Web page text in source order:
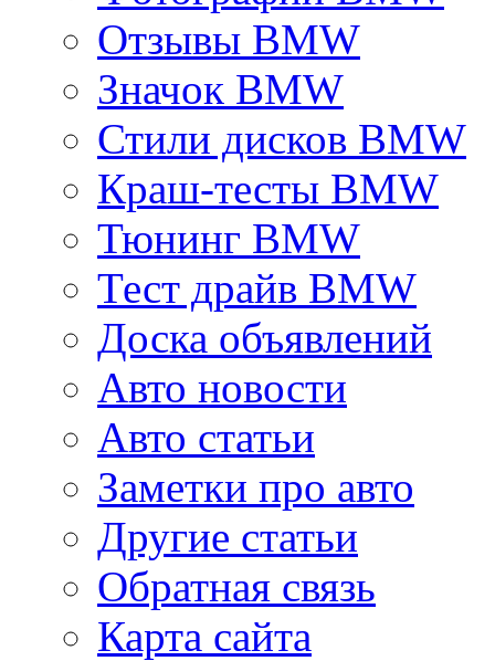
Отзывы BMW
Значок BMW
Стили дисков BMW
Краш-тесты BMW
Тюнинг BMW
Тест драйв BMW
Доска объявлений
Авто новости
Авто статьи
Заметки про авто
Другие статьи
Обратная связь
Карта сайта